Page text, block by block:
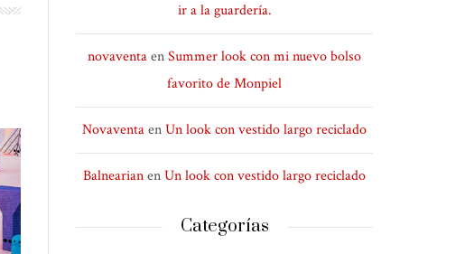
ir a la guardería.
novaventaenSummer look con mi nuevo bolso
favorito de Monpiel
NovaventaenUn look con vestido largo reciclado
BalnearianenUn look con vestido largo reciclado
Categorías